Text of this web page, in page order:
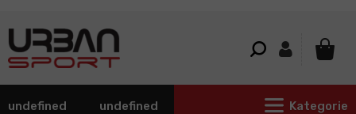
undefined undefined Kategorie